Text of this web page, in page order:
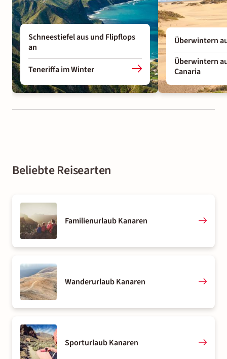
Schneestiefel aus und Flipflops
an
Teneriffa im Winter
Überwintern
Überwintern
Canaria
Beliebte Reisearten
Familienurlaub Kanaren
Wanderurlaub Kanaren
Sporturlaub Kanaren